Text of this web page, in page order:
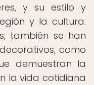
y su estilo y
y la cultura.
también se han
como
demuestran la
la vida cotidiana